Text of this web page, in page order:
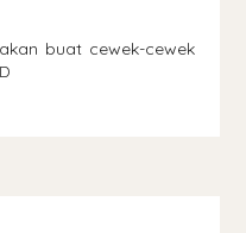
buat cewek-cewek